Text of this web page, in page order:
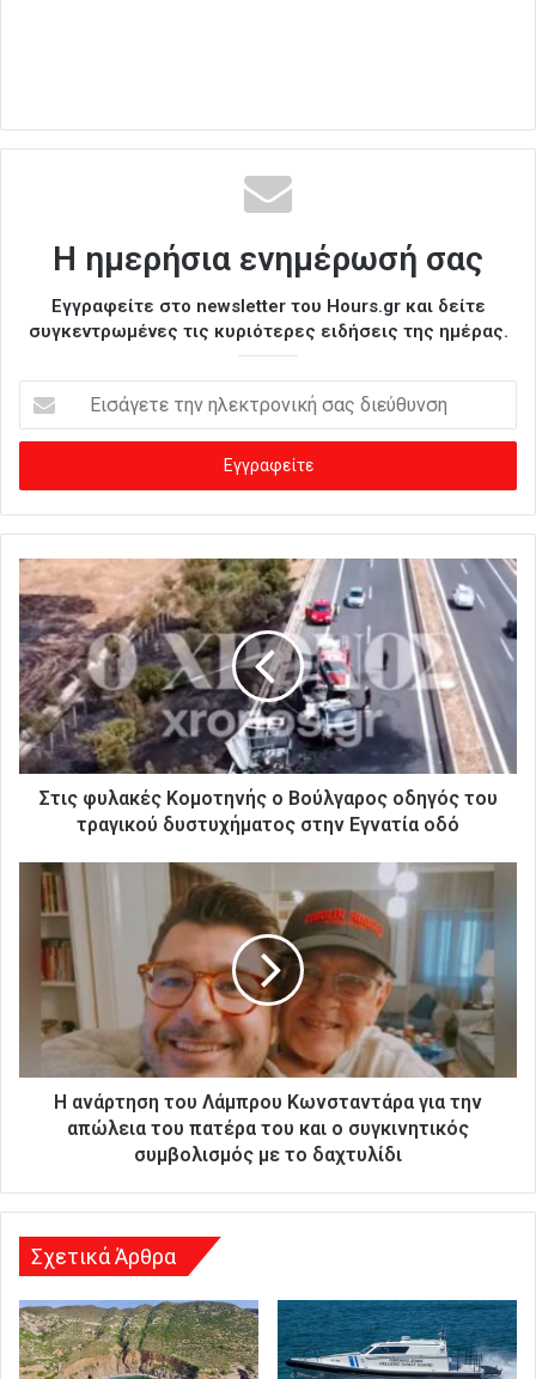
Η ημερήσια ενημέρωσή σας
Εγγραφείτε στο newsletter του Hours.gr και δείτε
συγκεντρωμένες τις κυριότερες ειδήσεις της ημέρας.
σ
γ
ε
ε
τ
η
ν
η
λ
ε
κ
σ
Στις φυλακές Κομοτηνής ο Βούλγαρος οδηγός του
τραγικού δυστυχήματος στην Εγνατία οδό
Η ανάρτηση του Λάμπρου Κωνσταντάρα για την
απώλεια του πατέρα του και ο συγκινητικός
συμβολισμός με το δαχτυλίδι
Σχετικά Άρθρα